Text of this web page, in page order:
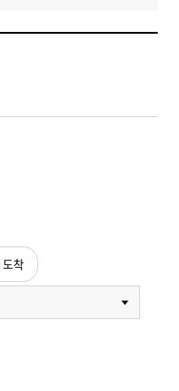
도착